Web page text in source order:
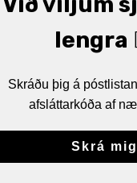
lengra
Skráðu þig á
afsláttarkóða af
Skrá